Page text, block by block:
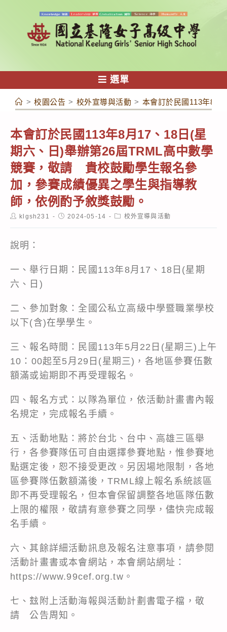
容
選單
> 校園公告 > 校外宣導與活動 > 本會訂於民國113年8月
本會訂於民國113年8月17、18日(星
期六、日)舉辦第26屆TRML高中數學
競賽，敬請 貴校鼓勵學生報名參
加，參賽成績優異之學生與指導教
師，依例酌予敘獎鼓勵。
Postklgsh231
Post2024-05-14
Post校外宣導與活動
說明：
一、舉行日期：民國113年8月17、18日(星期
六、日)
二、參加對象：全國公私立高級中學暨職業學校
以下(含)在學學生。
三、報名時間：民國113年5月22日(星期三)上午
10：00起至5月29日(星期三)，各地區參賽伍數
額滿或逾期即不再受理報名。
四、報名方式：以隊為單位，依活動計畫書內報
名規定，完成報名手續。
五、活動地點：將於台北、台中、高雄三區舉
行，各參賽隊伍可自由選擇參賽地點，惟參賽地
點選定後，恕不接受更改。另因場地限制，各地
區參賽隊伍數額滿後，TRML線上報名系統該區
即不再受理報名，但本會保留調整各地區隊伍數
上限的權限，敬請有意參賽之同學，儘快完成報
名手續。
六、其餘詳細活動訊息及報名注意事項，請參閱
活動計畫書或本會網站，本會網站網址：
https://www.99cef.org.tw。
七、玆附上活動海報與活動計劃書電子檔，敬
請 公告周知。